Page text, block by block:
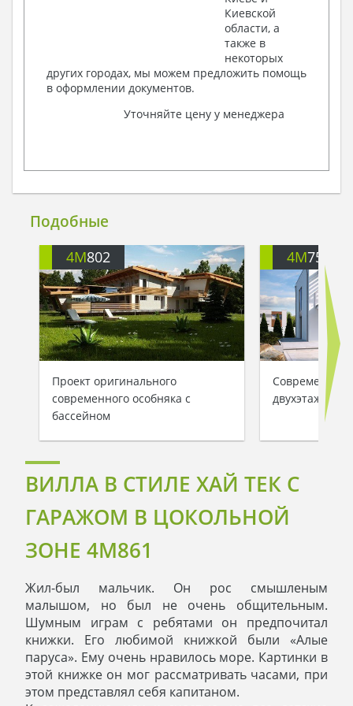
Киевской
области, а
также в
некоторых
других городах, мы можем предложить помощь
в оформлении документов.
Уточняйте цену у менеджера
Подобные
4M802
Проект оригинального
современного особняка с
бассейном
4M758
Современный
двухэтажный
ВИЛЛА В СТИЛЕ ХАЙ ТЕК С
ГАРАЖОМ В ЦОКОЛЬНОЙ
ЗОНЕ 4M861
Жил-был мальчик. Он рос смышленым
малышом, но был не очень общительным.
Шумным играм с ребятами он предпочитал
книжки. Его любимой книжкой были «Алые
паруса». Ему очень нравилось море. Картинки в
этой книжке он мог рассматривать часами, при
этом представлял себя капитаном.